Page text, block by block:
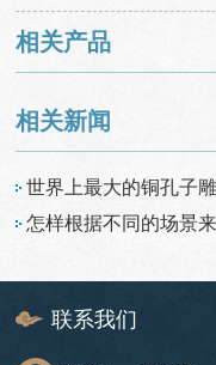
相关产品
相关新闻
世界上最大的铜孔子
怎样根据不同的场景
联系我们